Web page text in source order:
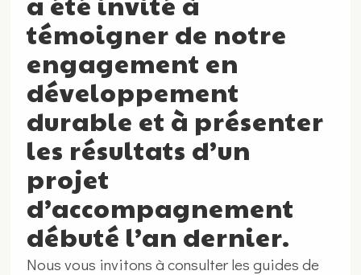
témoigner de notre
engagement en
développement
durable et à présenter
les résultats d’un
projet
d’accompagnement
débuté l’an dernier.
Nous vous invitons à consulter les guides de